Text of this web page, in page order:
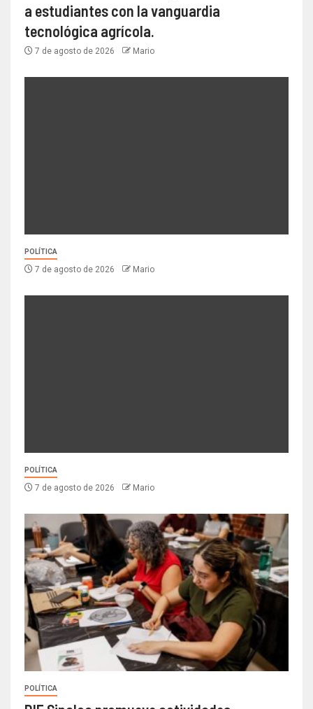
a estudiantes con la vanguardia
tecnológica agrícola.
7 de agosto de 2026 Mario
POLÍTICA
7 de agosto de 2026 Mario
POLÍTICA
7 de agosto de 2026 Mario
POLÍTICA